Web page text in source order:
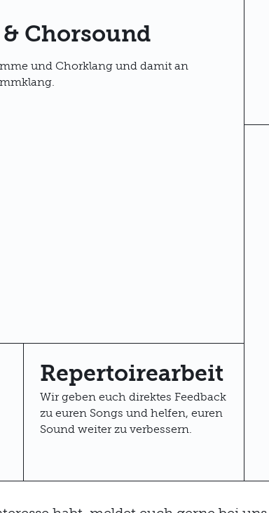
Chorsound
und Chorklang und damit an
Repertoirearbeit
Wir geben euch direktes Feedback
zu euren Songs und helfen, euren
Sound weiter zu verbessern.